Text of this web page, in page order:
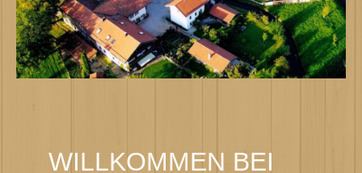
WILLKOMMEN BEI